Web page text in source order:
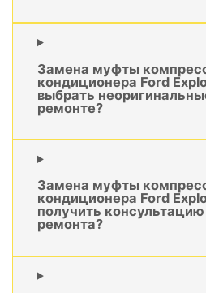
Замена муфты
кондиционера Ford
выбрать
ремонте?
Замена муфты
кондиционера Ford
получить
ремонта?